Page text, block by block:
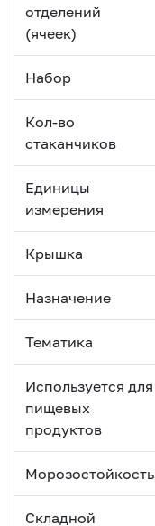
отделений
(ячеек)
Набор
Кол-во
стаканчиков
Единицы
измерения
Крышка
Назначение
Тематика
Используется для
пищевых
продуктов
Морозостойкость
Складной